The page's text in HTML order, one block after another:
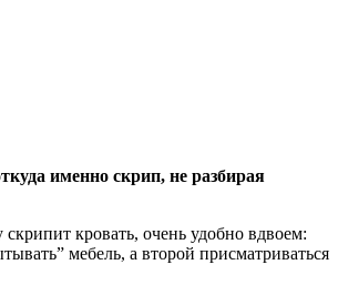
именно скрип, не разбирая
кровать, очень удобно вдвоем:
мебель, а второй присматриваться